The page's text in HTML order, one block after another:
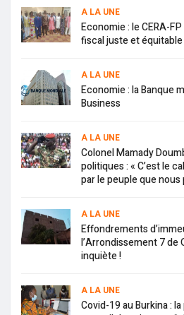
A LA UNE
Economie : le CERA-
fiscal juste et équitable
A LA UNE
Economie : la Banque
Business
A LA UNE
Colonel Mamady
politiques : « C’est le
par le peuple que
A LA UNE
Effondrements
l’Arrondissement 7 de
inquiète !
A LA UNE
Covid-19 au Burkina :